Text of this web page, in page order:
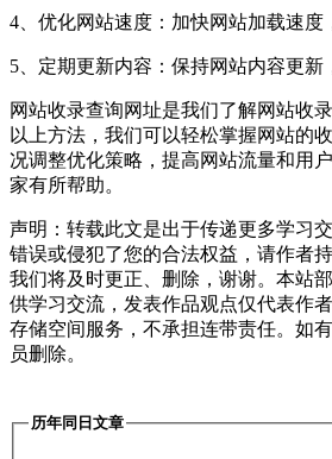
4、优化网站速度：加快网站加载速度
5、定期更新内容：保持网站内容更新
网站收录查询网址是我们了解网站收
以上方法，我们可以轻松掌握网站的
况调整优化策略，提高网站流量和用
家有所帮助。
声明：转载此文是出于传递更多学习
错误或侵犯了您的合法权益，请作者
我们将及时更正、删除，谢谢。本站
供学习交流，发表作品观点仅代表作
存储空间服务，不承担连带责任。如
员删除。
历年同日文章